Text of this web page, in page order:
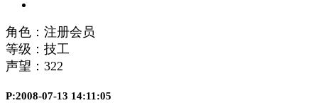
角色：注册会员
等级：技工
声望： 322
P:2008-07-13 14:11:05